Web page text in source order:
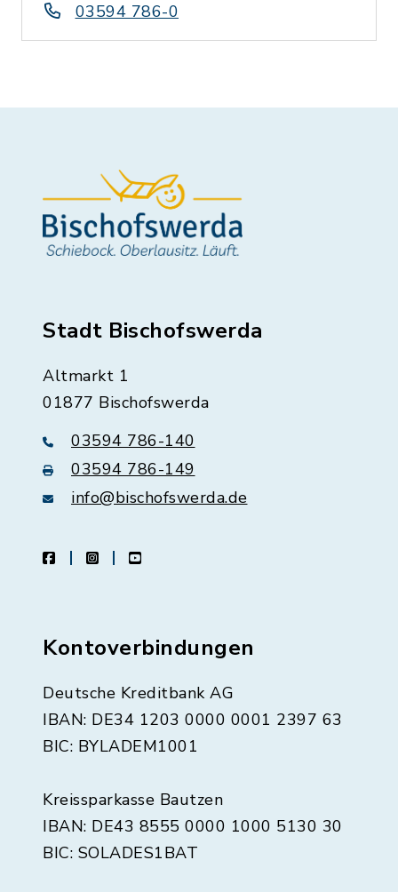
03594 786-0
Stadt Bischofswerda
Altmarkt 1
01877 Bischofswerda
03594 786-140
03594 786-149
info@bischofswerda.de
facebookinstagramyoutube
Kontoverbindungen
Deutsche Kreditbank AG
IBAN: DE34 1203 0000 0001 2397 63
BIC: BYLADEM1001
Kreissparkasse Bautzen
IBAN: DE43 8555 0000 1000 5130 30
BIC: SOLADES1BAT